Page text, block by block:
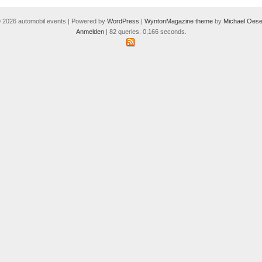
2026 automobil events | Powered by WordPress | WyntonMagazine theme by Michael
Anmelden| 82 queries. 0,166 seconds.